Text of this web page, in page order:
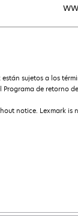
sujetos a los
de retorno
notice. Lexmark is